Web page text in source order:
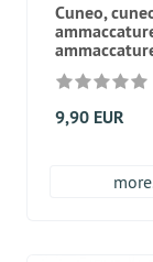
Cuneo,
9,90 EUR